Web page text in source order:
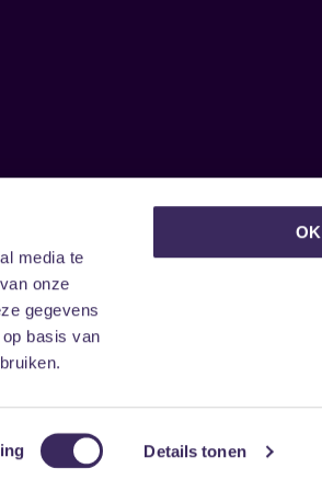
media te
onze
gegevens
basis van
Details tonen
OK
ontvangen?